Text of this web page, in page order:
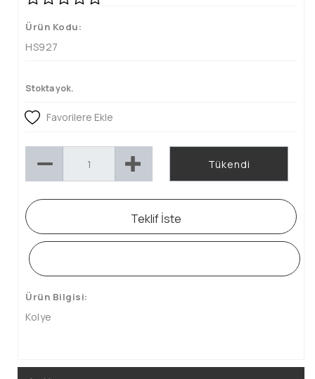
Ürün Kodu:
HS927
Stokta yok.
Favorilere Ekle
Tükendi
Teklif İste
Ürün Bilgisi:
Kolye